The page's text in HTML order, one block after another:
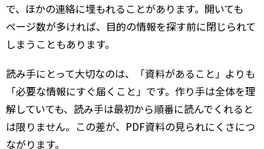
で、ほかの連絡に埋もれることがあります。開いても
ページ数が多ければ、目的の情報を探す前に閉じられて
しまうこともあります。
読み手にとって大切なのは、「資料があること」よりも
「必要な情報にすぐ届くこと」です。作り手は全体を理
解していても、読み手は最初から順番に読んでくれると
は限りません。この差が、PDF資料の見られにくさにつ
ながります。